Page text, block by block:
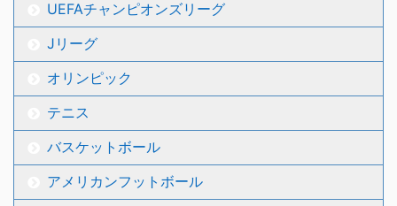
UEFAチャンピオンズリーグ
Jリーグ
オリンピック
テニス
バスケットボール
アメリカンフットボール